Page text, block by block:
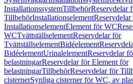
InstallationssystemTillbehörReservdelar
TillbehörInstallationselement
InstallationselementElement för WC
WCTvättställselementReservdelar för
TvättställselementBidéelement
BidéelementUrinalelementReservdelar
belastningarReservdelar för Element för
belastningarTillbehörReservdelar för
cisternerSynliga cisterner för WC, av